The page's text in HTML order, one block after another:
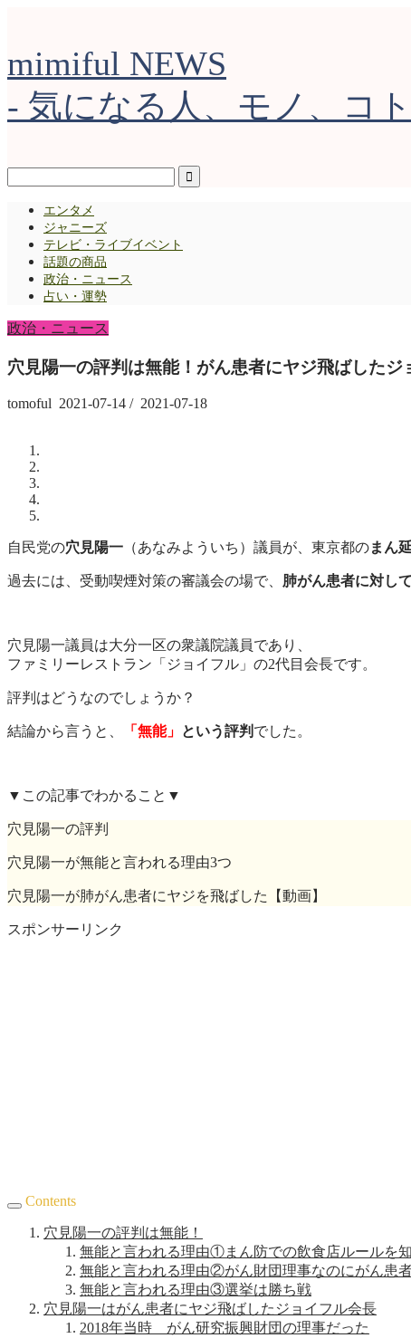
mimiful NEWS
- 気になる人、モノ、コ
エンタメ
ジャニーズ
テレビ・ライブイベント
話題の商品
政治・ニュース
占い・運勢
政治・ニュース
穴見陽一の評判は無能！がん患者にヤジ飛ばしたジ
tomoful 2021-07-14 / 2021-07-18
自民党の穴見陽一 （あなみよういち）議員が、東京都のまん
過去には、受動喫煙対策の審議会の場で、 肺がん患者に対して
穴見陽一議員は大分一区の衆議院議員であり、
ファミリーレストラン「ジョイフル」の2代目会長です。
評判はどうなのでしょうか？
結論から言うと、 「無能」 という評判 でした。
▼この記事でわかること▼
穴見陽一の評判
穴見陽一が無能と言われる理由3つ
穴見陽一が肺がん患者にヤジを飛ばした【動画】
スポンサーリンク
Contents
穴見陽一の評判は無能！
無能と言われる理由①まん防での飲食店ルールを
無能と言われる理由②がん財団理事なのにがん患
無能と言われる理由③選挙は勝ち戦
穴見陽一はがん患者にヤジ飛ばしたジョイフル会長
2018年当時 がん研究振興財団の理事だった